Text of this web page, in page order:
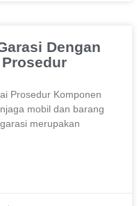
Dengan
Prosedur Komponen
mobil dan barang
merupakan